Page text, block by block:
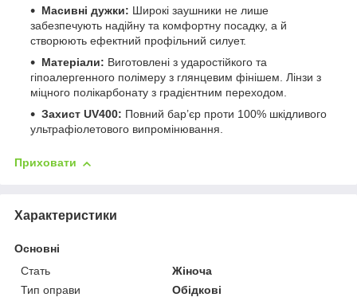
Масивні дужки: Широкі заушники не лише
забезпечують надійну та комфортну посадку, а й
створюють ефектний профільний силует.
Матеріали: Виготовлені з ударостійкого та
гіпоалергенного полімеру з глянцевим фінішем. Лінзи з
міцного полікарбонату з градієнтним переходом.
Захист UV400: Повний бар’єр проти 100% шкідливого
ультрафіолетового випромінювання.
Приховати
Характеристики
Основні
Стать
Жіноча
Тип оправи
Обідкові